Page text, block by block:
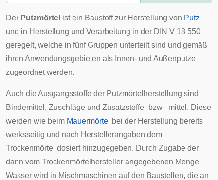
Der Putzmörtel ist ein Baustoff zur Herstellung von Putz
und in Herstellung und Verarbeitung in der DIN V 18 550
geregelt, welche in fünf Gruppen unterteilt sind und gemäß
ihren Anwendungsgebieten als Innen- und Außenputze
zugeordnet werden.
Auch die Ausgangsstoffe der Putzmörtelherstellung sind
Bindemittel, Zuschläge und Zusatzstoffe- bzw. -mittel. Diese
werden wie beim Mauermörtel bei der Herstellung bereits
werksseitig und nach Herstellerangaben dem
Trockenmörtel dosiert hinzugegeben. Durch Zugabe der
dann vom Trockenmörtelhersteller angegebenen Menge
Wasser wird in Mischmaschinen auf den Baustellen, die an